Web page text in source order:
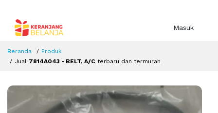
Masuk
Beranda
Produk
Jual 7814A043 - BELT, A/C terbaru dan termurah